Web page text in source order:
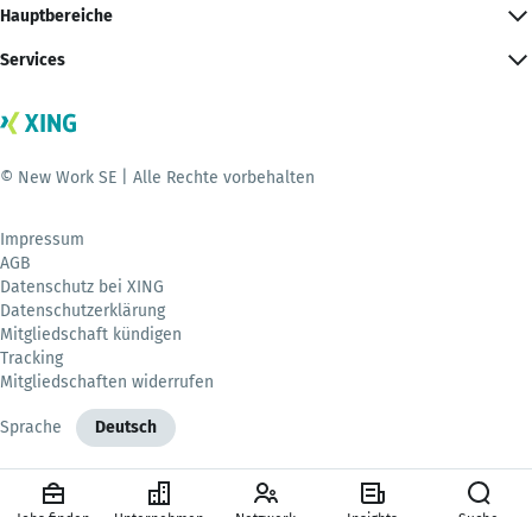
Hauptbereiche
Services
© New Work SE | Alle Rechte vorbehalten
Impressum
AGB
Datenschutz bei XING
Datenschutzerklärung
Mitgliedschaft kündigen
Tracking
Mitgliedschaften widerrufen
Sprache Deutsch